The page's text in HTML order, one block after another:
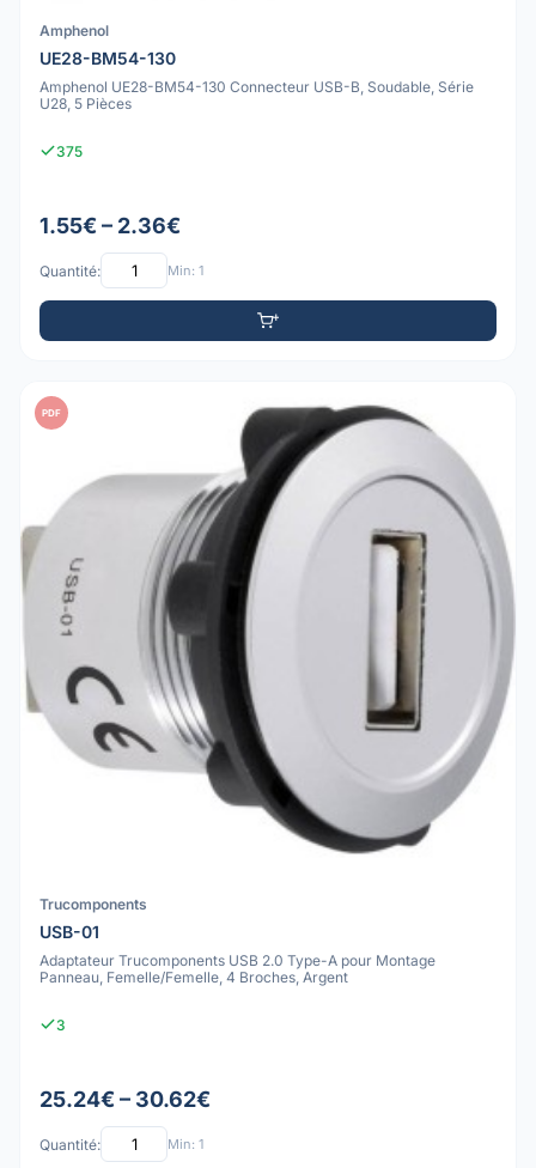
Amphenol
UE28-BM54-130
Amphenol UE28-BM54-130 Connecteur USB-B, Soudable, Série
U28, 5 Pièces
375
1.55€ – 2.36€
Quantité: Min: 1
PDF
Trucomponents
USB-01
Adaptateur Trucomponents USB 2.0 Type-A pour Montage
Panneau, Femelle/Femelle, 4 Broches, Argent
3
25.24€ – 30.62€
Quantité: Min: 1